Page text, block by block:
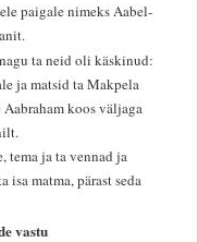
paigale nimeks Aabel-
ta neid oli käskinud:
ja matsid ta Makpela
koos väljaga
tema ja ta vennad ja
matma, pärast seda
vastu